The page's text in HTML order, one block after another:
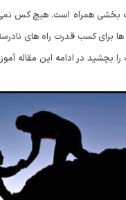
بخشی همراه است. هیچ کس نمی
کسب قدرت راه های
در ادامه این مقاله